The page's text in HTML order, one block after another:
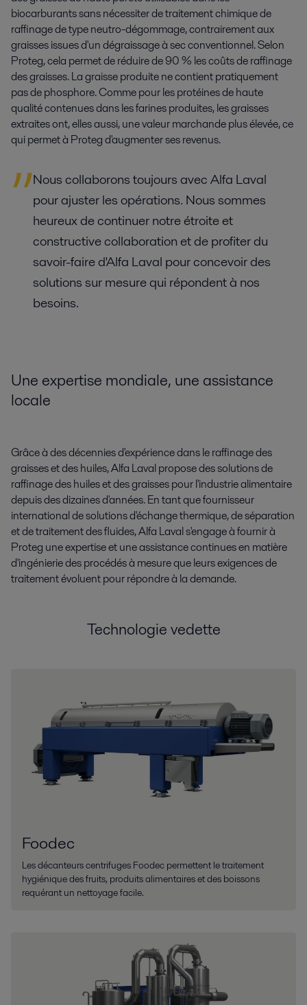
biocarburants sans nécessiter de traitement chimique de
raffinage de type neutro-dégommage, contrairement aux
graisses issues d'un dégraissage à sec conventionnel. Selon
Proteg, cela permet de réduire de 90 % les coûts de raffinage
des graisses. La graisse produite ne contient pratiquement
pas de phosphore. Comme pour les protéines de haute
qualité contenues dans les farines produites, les graisses
extraites ont, elles aussi, une valeur marchande plus élevée, ce
qui permet à Proteg d'augmenter ses revenus.
Nous collaborons toujours avec Alfa Laval
pour ajuster les opérations. Nous sommes
heureux de continuer notre étroite et
constructive collaboration et de profiter du
savoir-faire d'Alfa Laval pour concevoir des
solutions sur mesure qui répondent à nos
besoins.
Une expertise mondiale, une assistance
locale
Grâce à des décennies d'expérience dans le raffinage des
graisses et des huiles, Alfa Laval propose des solutions de
raffinage des huiles et des graisses pour l'industrie alimentaire
depuis des dizaines d'années. En tant que fournisseur
international de solutions d'échange thermique, de séparation
et de traitement des fluides, Alfa Laval s'engage à fournir à
Proteg une expertise et une assistance continues en matière
d'ingénierie des procédés à mesure que leurs exigences de
traitement évoluent pour répondre à la demande.
Technologie vedette
Foodec
Les décanteurs centrifuges Foodec permettent le traitement
hygiénique des fruits, produits alimentaires et des boissons
requérant un nettoyage facile.